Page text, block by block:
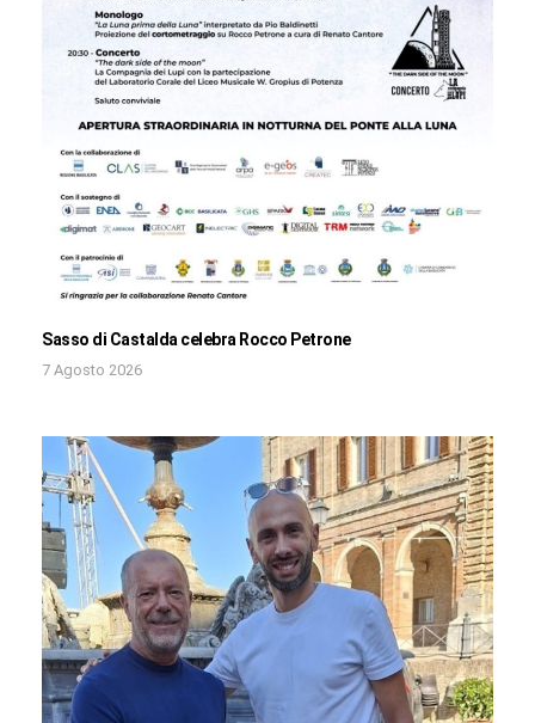
Sasso di Castalda celebra Rocco Petrone
7 Agosto 2026